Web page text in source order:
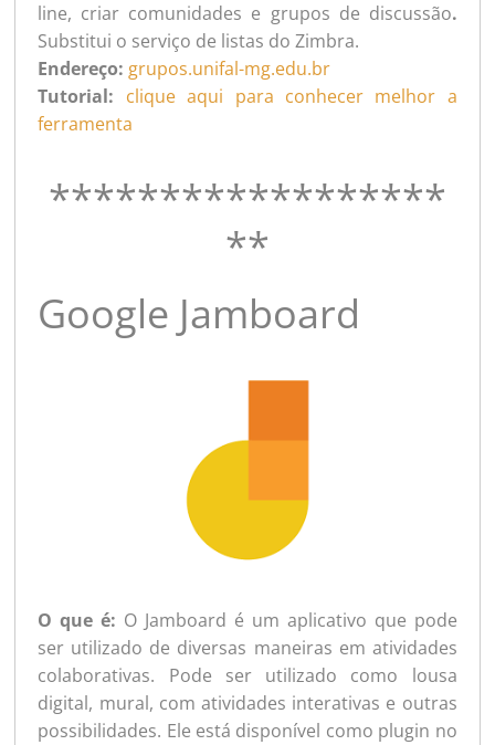
line, criar comunidades e grupos de discussão.
Substitui o serviço de listas do Zimbra.
Endereço: grupos.unifal-mg.edu.br
Tutorial: clique aqui para conhecer melhor a
ferramenta
******************
**
Google Jamboard
O que é: O Jamboard é um aplicativo que pode
ser utilizado de diversas maneiras em atividades
colaborativas. Pode ser utilizado como lousa
digital, mural, com atividades interativas e outras
possibilidades. Ele está disponível como plugin no